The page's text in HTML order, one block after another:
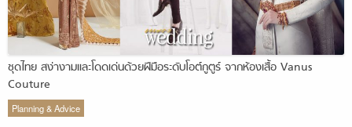
ชุดไทย สง่างามและโดดเด่นด้วยฝีมือระดับโอต์กูตูร์ จากห้องเสื้อ Vanus
Couture
Planning & Advice